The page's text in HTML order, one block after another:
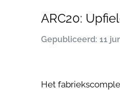
ARC20:
Gepubliceerd: 11
Het